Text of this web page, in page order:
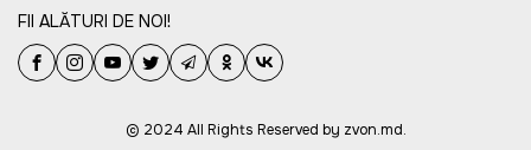
FII ALĂTURI DE NOI!
© 2024 All Rights Reserved by zvon.md.